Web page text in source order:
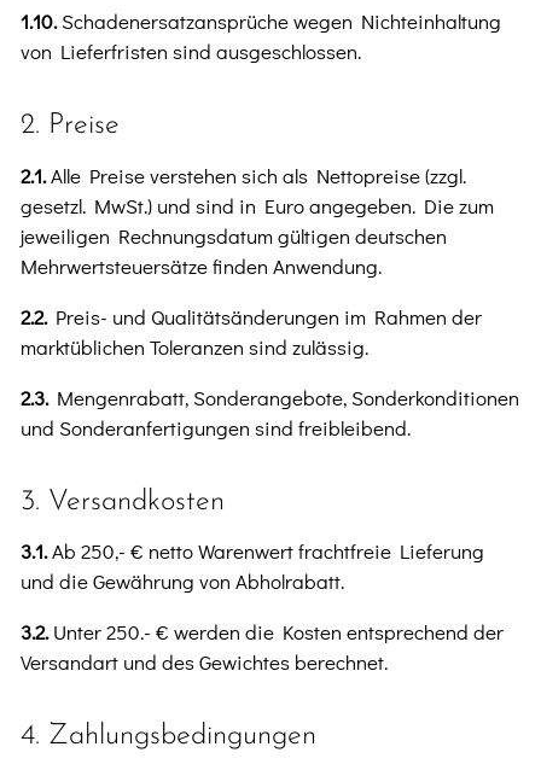
1.10.Schadenersatzansprüche wegen Nichteinhaltung
von Lieferfristen sind ausgeschlossen.
2. Preise
2.1.Alle Preise verstehen sich als Nettopreise (zzgl.
gesetzl. MwSt.) und sind in Euro angegeben. Die zum
jeweiligen Rechnungsdatum gültigen deutschen
Mehrwertsteuersätze finden Anwendung.
2.2.Preis- und Qualitätsänderungen im Rahmen der
marktüblichen Toleranzen sind zulässig.
2.3.Mengenrabatt, Sonderangebote, Sonderkonditionen
und Sonderanfertigungen sind freibleibend.
3. Versandkosten
3.1.Ab 250,- € netto Warenwert frachtfreie Lieferung
und die Gewährung von Abholrabatt.
3.2.Unter 250.- € werden die Kosten entsprechend der
Versandart und des Gewichtes berechnet.
4. Zahlungsbedingungen